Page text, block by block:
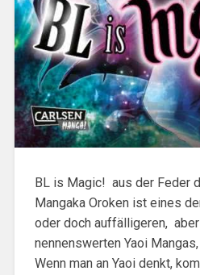
BL is Magic! aus der Feder
Mangaka Oroken ist eines
oder doch auffälligeren,
nennenswerten Yaoi
Wenn man an Yaoi denkt,